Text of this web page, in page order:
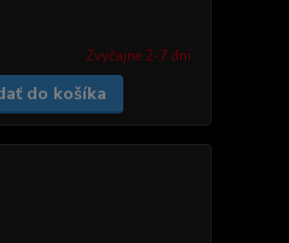
Zvyčajne 2-7 dni.
do košíka